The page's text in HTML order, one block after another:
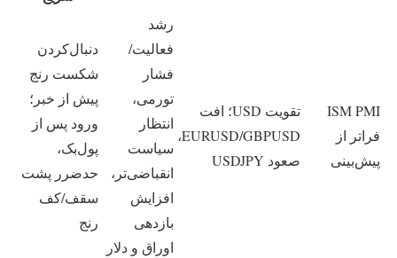
ISM PMI
فراتر از
پیش‌بینی
تقویت USD؛ افت
EURUSD/GBPUSD،
صعود USDJPY
رشد
فعالیت/
فشار
تورمی،
انتظار
سیاست
انقباضی‌تر،
افزایش
بازدهی
اوراق و دلار
دنبال‌کردن
شکست رنج
پیش از خبر؛
ورود پس از
پول‌بک،
حدضرر پشت
سقف/کف
رنج